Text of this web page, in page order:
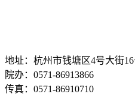
地址：杭州市钱塘区4号大街
院办：0571-86913866
传真：0571-86910710